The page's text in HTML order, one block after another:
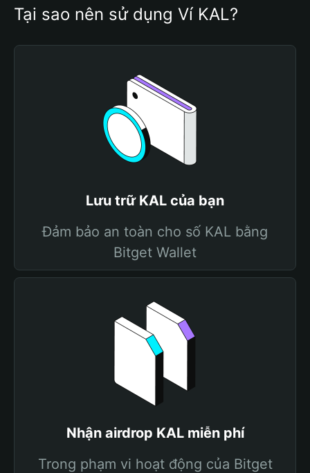
Tại sao nên sử dụng Ví KAL?
Lưu trữ KAL của bạn
Đảm bảo an toàn cho số KAL bằng
Bitget Wallet
Nhận airdrop KAL miễn phí
Trong phạm vi hoạt động của Bitget